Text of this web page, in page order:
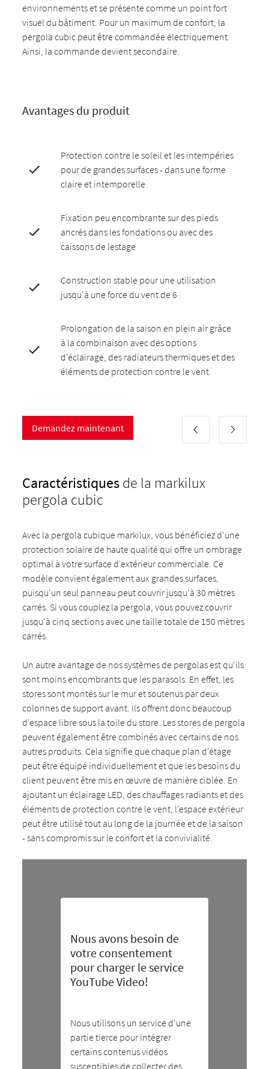
environnements et se présente comme un point fort
visuel du bâtiment. Pour un maximum de confort, la
pergola cubic peut être commandée électriquement.
Ainsi, la commande devient secondaire.
Avantages du produit
Protection contre le soleil et les intempéries
pour de grandes surfaces - dans une forme
claire et intemporelle
Fixation peu encombrante sur des pieds
ancrés dans les fondations ou avec des
caissons de lestage
Construction stable pour une utilisation
jusqu'à une force du vent de 6
Prolongation de la saison en plein air grâce
à la combinaison avec des options
d'éclairage, des radiateurs thermiques et des
éléments de protection contre le vent.
Demandez maintenant
Caractéristiquesde la markilux
pergola cubic
Avec la pergola cubique markilux, vous bénéficiez d'une
protection solaire de haute qualité qui offre un ombrage
optimal à votre surface d'extérieur commerciale. Ce
modèle convient également aux grandes surfaces,
puisqu'un seul panneau peut couvrir jusqu'à 30 mètres
carrés. Si vous couplez la pergola, vous pouvez couvrir
jusqu'à cinq sections avec une taille totale de 150 mètres
carrés.
Un autre avantage de nos systèmes de pergolas est qu'ils
sont moins encombrants que les parasols. En effet, les
stores sont montés sur le mur et soutenus par deux
colonnes de support avant. Ils offrent donc beaucoup
d'espace libre sous la toile du store. Les stores de pergola
peuvent également être combinés avec certains de nos
autres produits. Cela signifie que chaque plan d'étage
peut être équipé individuellement et que les besoins du
client peuvent être mis en œuvre de manière ciblée. En
ajoutant un éclairage LED, des chauffages radiants et des
éléments de protection contre le vent, l'espace extérieur
peut être utilisé tout au long de la journée et de la saison
- sans compromis sur le confort et la convivialité.
Nous avons besoin de
votre consentement
pour charger le service
YouTube Video!
Nous utilisons un service d'une
partie tierce pour intégrer
certains contenus vidéos
susceptibles de collecter des